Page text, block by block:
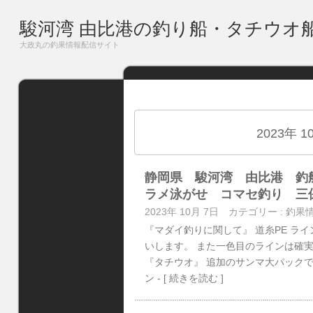
駿河湾 由比港の釣り船・タチウオ
大政丸の釣果情報配信サイト
2023年
静岡県 駿河湾 由比港
ラメ泳がせ コマセ釣り
2023年 10月 7日 カテゴリー : 釣果
『マダイ釣りに関して』 道糸PE ラ
いします。 また一色目のラインは確
『タチウオ』 追加のサンマ大パック
ン - [ 続きを読む ]